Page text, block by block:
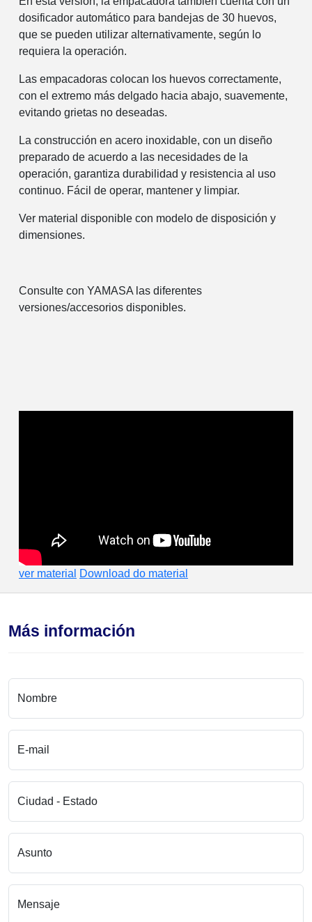
dosificador automático para bandejas de 30 huevos,
que se pueden utilizar alternativamente, según lo
requiera la operación.
Las empacadoras colocan los huevos correctamente,
con el extremo más delgado hacia abajo, suavemente,
evitando grietas no deseadas.
La construcción en acero inoxidable, con un diseño
preparado de acuerdo a las necesidades de la
operación, garantiza durabilidad y resistencia al uso
continuo. Fácil de operar, mantener y limpiar.
Ver material disponible con modelo de disposición y
dimensiones.
Consulte con YAMASA las diferentes
versiones/accesorios disponibles.
ver material Download do material
Más información
Nombre
E-mail
Ciudad - Estado
Asunto
Mensaje